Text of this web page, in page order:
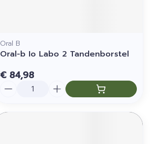
Oral B
Oral-b Io Labo 2 Tandenborstel
€ 84,98